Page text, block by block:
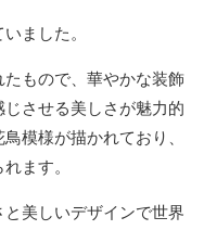
ました。
もので、華やかな装飾
させる美しさが魅力的
模様が描かれており、
ます。
美しいデザインで世界